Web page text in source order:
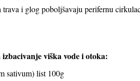
i glog poboljšavaju perifernu
izbacivanje viška vode i otoka:
sativum) list 100g